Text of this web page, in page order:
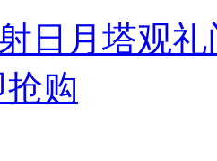
日月塔观礼
购